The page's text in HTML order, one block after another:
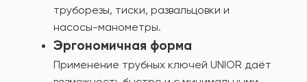
труборезы, тиски, развальцовки и
насосы-манометры.
Эргономичная форма
Применение трубных ключей UNIOR даёт